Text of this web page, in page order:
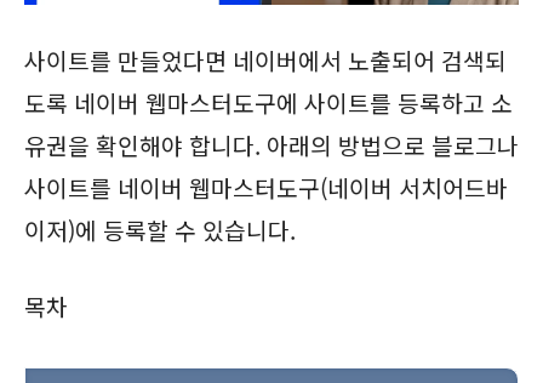
사이트를 만들었다면 네이버에서 노출되어 검색되
도록 네이버 웹마스터도구에 사이트를 등록하고 소
유권을 확인해야 합니다. 아래의 방법으로 블로그나
사이트를 네이버 웹마스터도구(네이버 서치어드바
이저)에 등록할 수 있습니다.
목차